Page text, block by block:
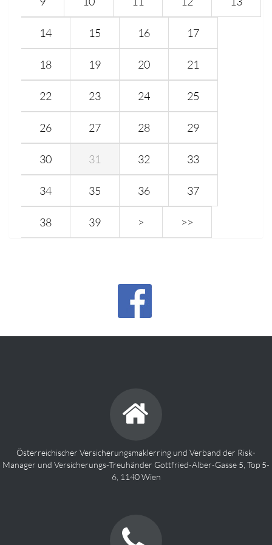
14 15 16 17
18 19 20 21
22 23 24 25
26 27 28 29
30 31 32 33
34 35 36 37
38 39 > >>
Österreichischer Versicherungsmaklerring und Verband der Risk-
Manager und Versicherungs-Treuhänder Gottfried-Alber-Gasse 5, Top 5-
6, 1140 Wien